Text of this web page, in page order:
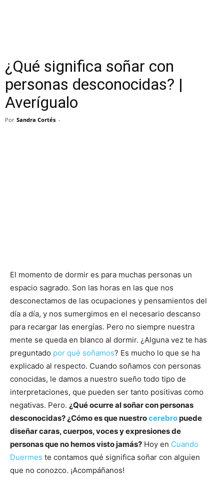
¿Qué significa soñar con
personas desconocidas? |
Averígualo
Por Sandra Cortés -
El momento de dormir es para muchas personas un
espacio sagrado. Son las horas en las que nos
desconectamos de las ocupaciones y pensamientos del
día a día, y nos sumergimos en el necesario descanso
para recargar las energías. Pero no siempre nuestra
mente se queda en blanco al dormir. ¿Alguna vez te has
preguntado por qué soñamos? Es mucho lo que se ha
explicado al respecto. Cuando soñamos con personas
conocidas, le damos a nuestro sueño todo tipo de
interpretaciones, que pueden ser tanto positivas como
negativas. Pero. ¿Qué ocurre al soñar con personas
desconocidas? ¿Cómo es que nuestrocerebropuede
diseñar caras, cuerpos, voces y expresiones de
personas que no hemos visto jamás? Hoy en Cuando
Duermes te contamos qué significa soñar con alguien
que no conozco. ¡Acompáñanos!